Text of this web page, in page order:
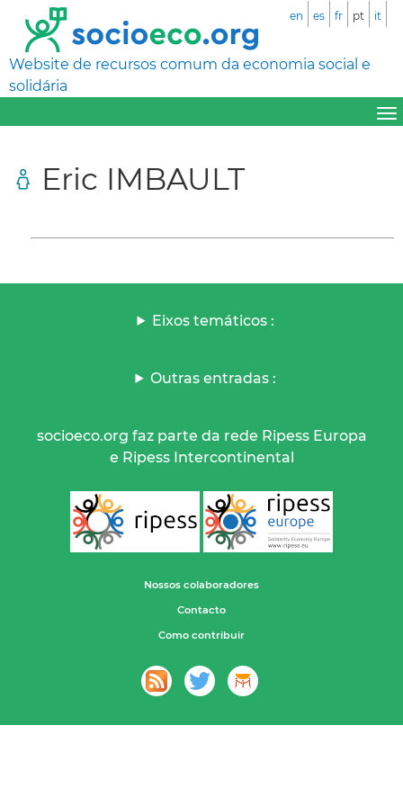
Website de recursos comum da economia social e
solidária
en es fr pt it
Eric IMBAULT
Eixos temáticos :
Outras entradas :
socioeco.org faz parte da rede Ripess Europa
e Ripess Intercontinental
Nossos colaboradores
Contacto
Como contribuir